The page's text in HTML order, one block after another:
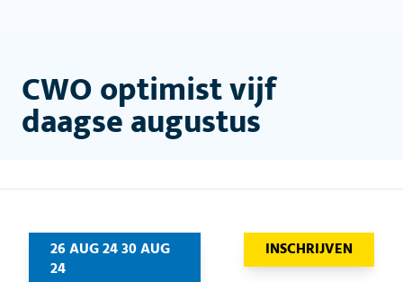
CWO optimist vijf
daagse augustus
26 AUG 24 30 AUG
24
INSCHRIJVEN